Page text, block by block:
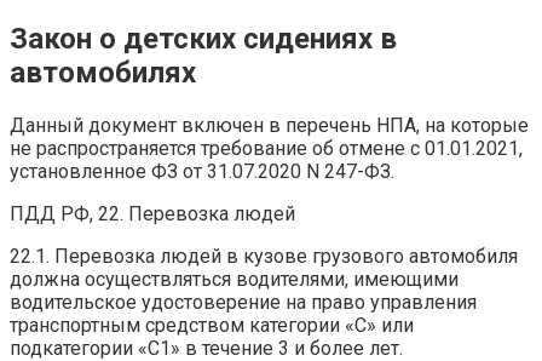
Закон о детских сидениях в
автомобилях
Данный документ включен в перечень НПА, на которые
не распространяется требование об отмене с 01.01.2021,
установленное ФЗ от 31.07.2020 N 247-ФЗ.
ПДД РФ, 22. Перевозка людей
22.1. Перевозка людей в кузове грузового автомобиля
должна осуществляться водителями, имеющими
водительское удостоверение на право управления
транспортным средством категории «C» или
подкатегории «C1» в течение 3 и более лет.